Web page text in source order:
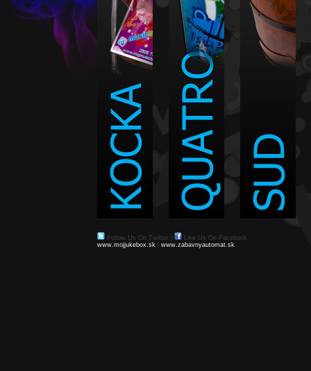
Follow Us On Twitter
Like Us On Facebook
www.mojjukebox.sk
www.zabavnyautomat.sk